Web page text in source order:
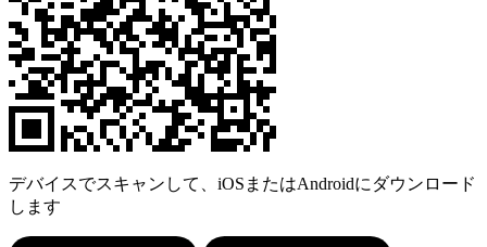
デバイスでスキャンして、iOSまたはAndroidにダウンロード
します